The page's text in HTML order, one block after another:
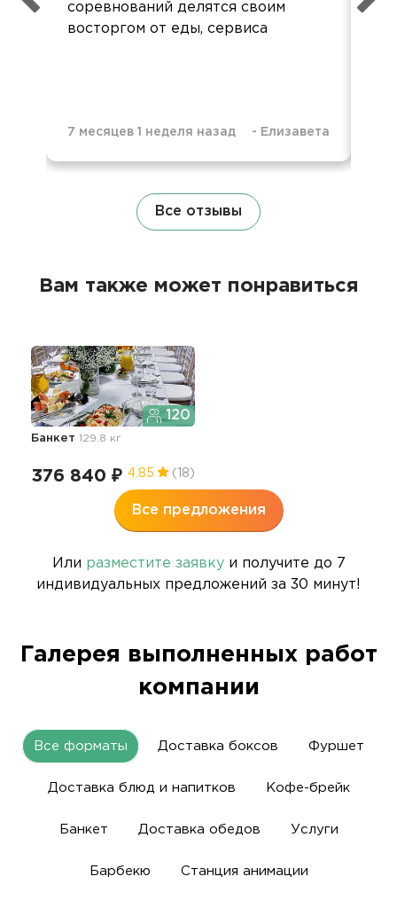
соревнований делятся своим
восторгом от еды, сервиса
7 месяцев 1 неделя назад - Елизавета
Все отзывы
Вам также может понравиться
120
Банкет 129.8 кг
376 840 ₽ 4.85 (18)
Все предложения
Или разместите заявкуи получите до 7
индивидуальных предложений за 30 минут!
Галерея выполненных работ
компании
Все форматы Доставка боксов Фуршет
Доставка блюд и напитков Кофе-брейк
Банкет Доставка обедов Услуги
Барбекю Станция анимации